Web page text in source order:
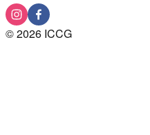
©2026 ICCG